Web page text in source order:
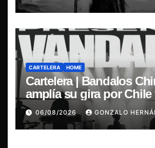
CARTELERA HOME
Cartelera | Bandalos
amplía su gira por Chile
concierto en
06/08/2026 GONZALO